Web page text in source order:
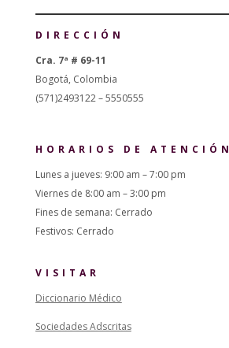
DIRECCIÓN
Cra. 7ª # 69-11
Bogotá, Colombia
(571)2493122 – 5550555
HORARIOS DE ATENCIÓN
Lunes a jueves: 9:00 am – 7:00 pm
Viernes de 8:00 am – 3:00 pm
Fines de semana: Cerrado
Festivos: Cerrado
VISITAR
Diccionario Médico
Sociedades Adscritas